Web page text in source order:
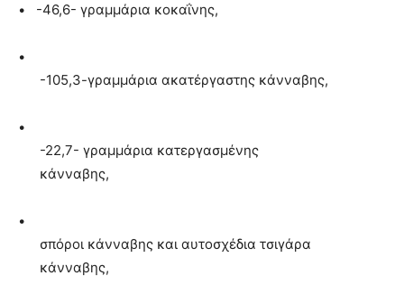
• -46,6- γραμμάρια κοκαΐνης,
•
-105,3-γραμμάρια ακατέργαστης κάνναβης,
•
-22,7- γραμμάρια κατεργασμένης
κάνναβης,
•
σπόροι κάνναβης και αυτοσχέδια τσιγάρα
κάνναβης,